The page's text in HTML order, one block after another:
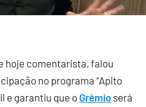
hoje comentarista, falou
no programa “Apito
e garantiu que o Grêmio será